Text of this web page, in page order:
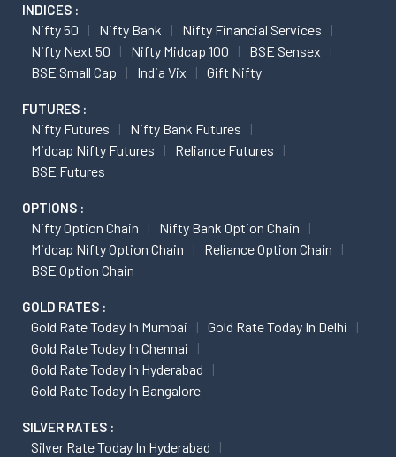
INDICES :
Nifty 50 Nifty Bank
Nifty Financial Services
Nifty Next 50
Nifty Midcap 100
BSE Sensex
BSE Small Cap
India Vix Gift Nifty
FUTURES :
Nifty Futures
Nifty Bank Futures
Midcap Nifty Futures
Reliance Futures
BSE Futures
OPTIONS :
Nifty Option Chain
Nifty Bank Option Chain
Midcap Nifty Option Chain
Reliance Option Chain
BSE Option Chain
GOLD RATES :
Gold Rate Today In Mumbai
Gold Rate Today In Delhi
Gold Rate Today In Chennai
Gold Rate Today In Hyderabad
Gold Rate Today In Bangalore
SILVER RATES :
Silver Rate Today In Hyderabad